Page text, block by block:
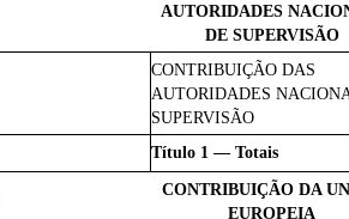
AUTORIDADES
DE SUPERVISÃO
CONTRIBUIÇÃO DAS
AUTORIDADES
SUPERVISÃO
Título 1 — Totais
CONTRIBUIÇÃO DA
EUROPEIA